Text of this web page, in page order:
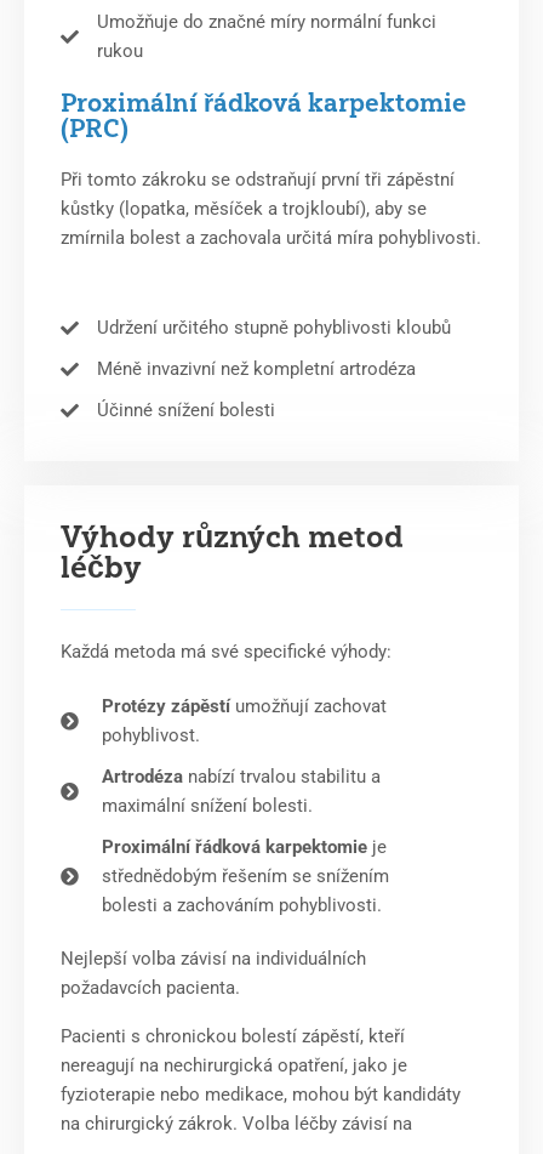
Umožňuje do značné míry normální funkci
rukou
Proximální řádková karpektomie
(PRC)
Při tomto zákroku se odstraňují první tři zápěstní
kůstky (lopatka, měsíček a trojkloubí), aby se
zmírnila bolest a zachovala určitá míra pohyblivosti.
Udržení určitého stupně pohyblivosti kloubů
Méně invazivní než kompletní artrodéza
Účinné snížení bolesti
Výhody různých metod
léčby
Každá metoda má své specifické výhody:
Protézy zápěstíumožňují zachovat
pohyblivost.
Artrodézanabízí trvalou stabilitu a
maximální snížení bolesti.
Proximální řádková karpektomieje
střednědobým řešením se snížením
bolesti a zachováním pohyblivosti.
Nejlepší volba závisí na individuálních
požadavcích pacienta.
Pacienti s chronickou bolestí zápěstí, kteří
nereagují na nechirurgická opatření, jako je
fyzioterapie nebo medikace, mohou být kandidáty
na chirurgický zákrok. Volba léčby závisí na